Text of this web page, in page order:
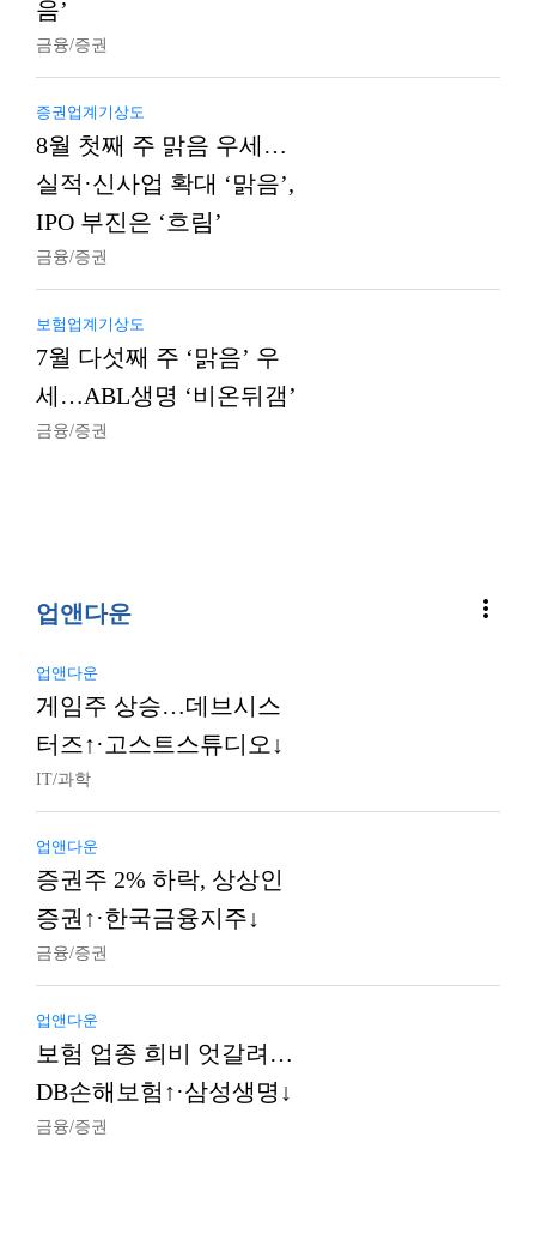
음’
금융/증권
증권업계기상도
8월 첫째 주 맑음 우세…
실적·신사업 확대 ‘맑음’,
IPO 부진은 ‘흐림’
금융/증권
보험업계기상도
7월 다섯째 주 ‘맑음’ 우
세…ABL생명 ‘비온뒤갬’
금융/증권
업앤다운 more_vert
업앤다운
게임주 상승…데브시스
터즈↑·고스트스튜디오↓
IT/과학
업앤다운
증권주 2% 하락, 상상인
증권↑·한국금융지주↓
금융/증권
업앤다운
보험 업종 희비 엇갈려…
DB손해보험↑·삼성생명↓
금융/증권